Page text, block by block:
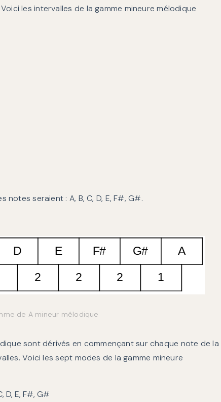
les intervalles de la gamme mineure mélodique
notes seraient : A, B, C, D, E, F#, G#.
de A mineur mélodique
sont dérivés en commençant sur chaque note de la
Voici les sept modes de la gamme mineure
D, E, F#, G#